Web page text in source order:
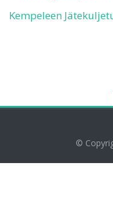
Kempeleen
©